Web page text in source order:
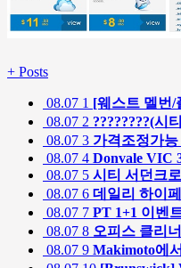
+ Posts
08.07 1 [웨스트 멜번/
08.07 2 ????????(시
08.07 3 가격조정가
08.07 4 Donvale VIC
08.07 5 시티 서던크
08.07 6 데일리 하이
08.07 7 PT 1+1 이벤
08.07 8 오피스 클리
08.07 9 Makimoto에